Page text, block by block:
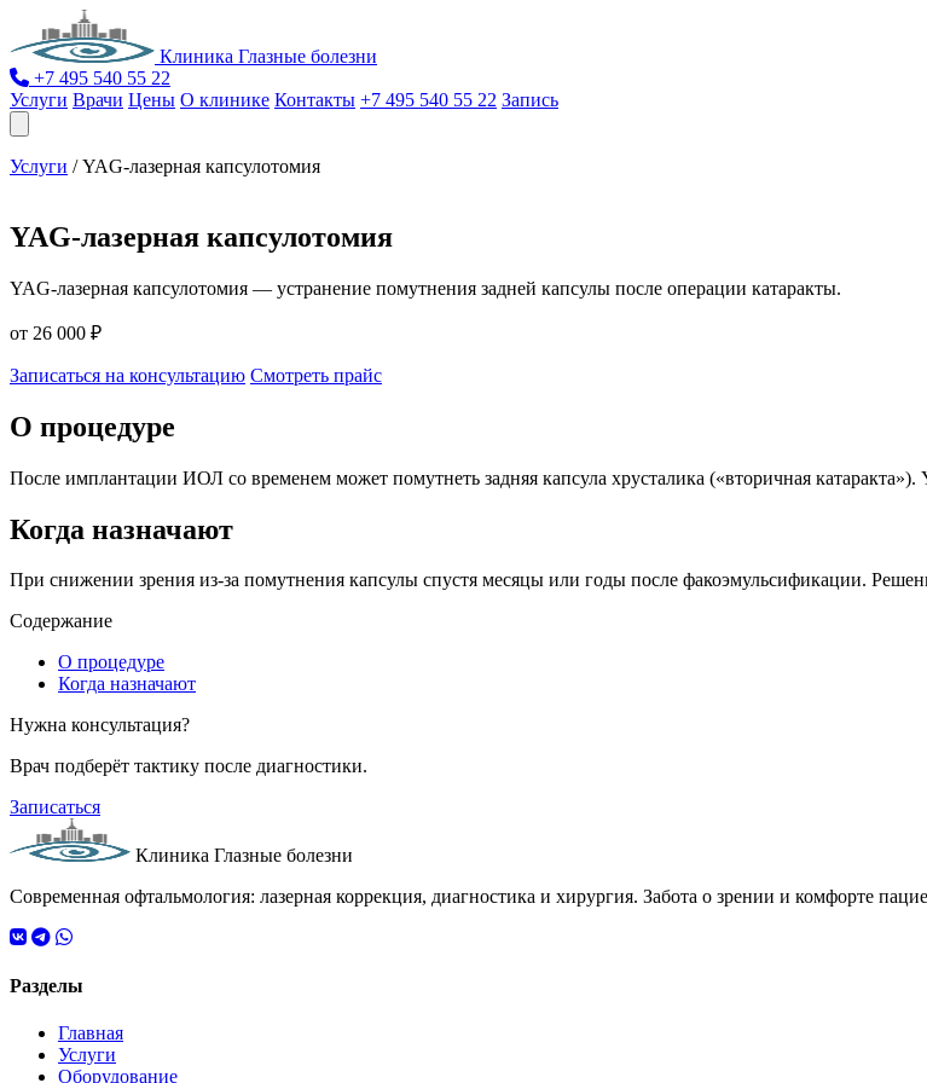
Клиника Глазные болезни
+7 495 540 55 22
Услуги Врачи Цены О клинике Контакты +7 495 540 55 22 Запись
Услуги / YAG-лазерная капсулотомия
YAG-лазерная капсулотомия
YAG-лазерная капсулотомия — устранение помутнения задней капсулы после операции катаракты.
от 26 000 ₽
Записаться на консультацию Смотреть прайс
О процедуре
После имплантации ИОЛ со временем может помутнеть задняя капсула хрусталика («вторичная катаракта»).
Когда назначают
При снижении зрения из-за помутнения капсулы спустя месяцы или годы после факоэмульсификации.
Содержание
О процедуре
Когда назначают
Нужна консультация?
Врач подберёт тактику после диагностики.
Записаться
Клиника Глазные болезни
Современная офтальмология: лазерная коррекция, диагностика и хирургия. Забота о зрении и комфорте
Разделы
Главная
Услуги
Оборудование